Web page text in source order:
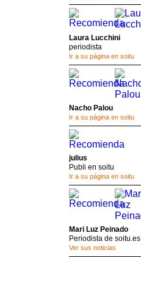
Laura Lucchini
periodista
Ir a su página en soitu
Nacho Palou
Ir a su página en soitu
julius
Publi en soitu
Ir a su página en soitu
Mari Luz Peinado
Periodista de soitu.es
Ver sus noticias